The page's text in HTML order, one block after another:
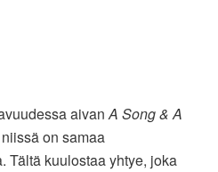
aivanA Song & A
on samaa
Tältä kuulostaa yhtye, joka